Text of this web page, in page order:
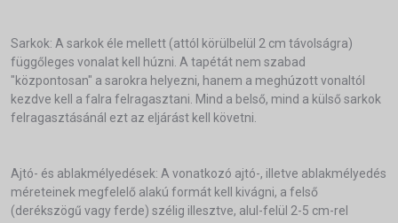
Sarkok: A sarkok éle mellett (attól körülbelül 2 cm távolságra)
függőleges vonalat kell húzni. A tapétát nem szabad
"központosan" a sarokra helyezni, hanem a meghúzott vonaltól
kezdve kell a falra felragasztani. Mind a belső, mind a külső sarkok
felragasztásánál ezt az eljárást kell követni.
Ajtó- és ablakmélyedések: A vonatkozó ajtó-, illetve ablakmélyedés
méreteinek megfelelő alakú formát kell kivágni, a felső
(derékszögű vagy ferde) szélig illesztve, alul-felül 2-5 cm-rel